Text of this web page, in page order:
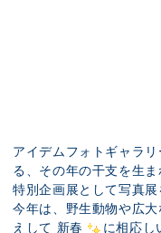
アイデムフォトギャラ
る、その年の干支を生
特別企画展として写真展
今年は、野生動物や広
えして 新春
に相応し